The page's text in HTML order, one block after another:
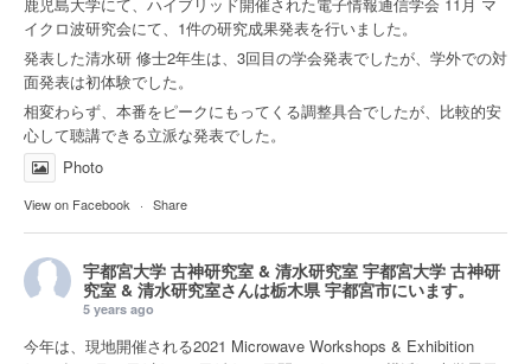
イクロ波研究会にて、1件の研究成果発表を行いました。
発表した清水研 修士2年生は、3回目の学会発表でしたが、学外での対
面発表は初体験でした。
相変わらず、本番をピークにもってくる調整具合でしたが、比較的安
心して聴講できる立派な発表でした。
Photo
View on Facebook · Share
宇都宮大学 古神研究室 & 清水研究室 宇都宮大学 古神研
究室 & 清水研究室さんは栃木県 宇都宮市にいます。
5 years ago
今年は、現地開催される2021 Microwave Workshops & Exhibition